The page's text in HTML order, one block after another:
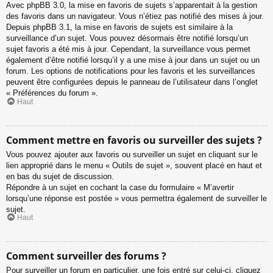
Avec phpBB 3.0, la mise en favoris de sujets s’apparentait à la gestion
des favoris dans un navigateur. Vous n’étiez pas notifié des mises à jour.
Depuis phpBB 3.1, la mise en favoris de sujets est similaire à la
surveillance d’un sujet. Vous pouvez désormais être notifié lorsqu’un
sujet favoris a été mis à jour. Cependant, la surveillance vous permet
également d’être notifié lorsqu’il y a une mise à jour dans un sujet ou un
forum. Les options de notifications pour les favoris et les surveillances
peuvent être configurées depuis le panneau de l’utilisateur dans l’onglet
« Préférences du forum ».
Haut
Comment mettre en favoris ou surveiller des sujets ?
Vous pouvez ajouter aux favoris ou surveiller un sujet en cliquant sur le
lien approprié dans le menu « Outils de sujet », souvent placé en haut et
en bas du sujet de discussion.
Répondre à un sujet en cochant la case du formulaire « M’avertir
lorsqu’une réponse est postée » vous permettra également de surveiller le
sujet.
Haut
Comment surveiller des forums ?
Pour surveiller un forum en particulier, une fois entré sur celui-ci, cliquez